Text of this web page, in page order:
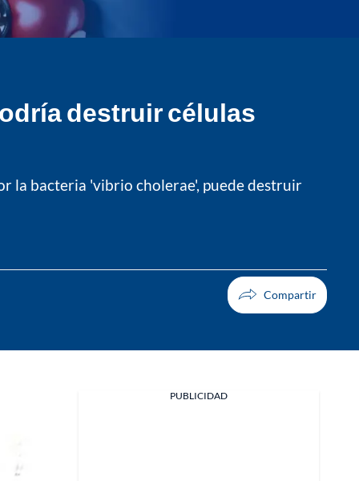
destruir células
la bacteria 'vibrio cholerae', puede destruir
PUBLICIDAD